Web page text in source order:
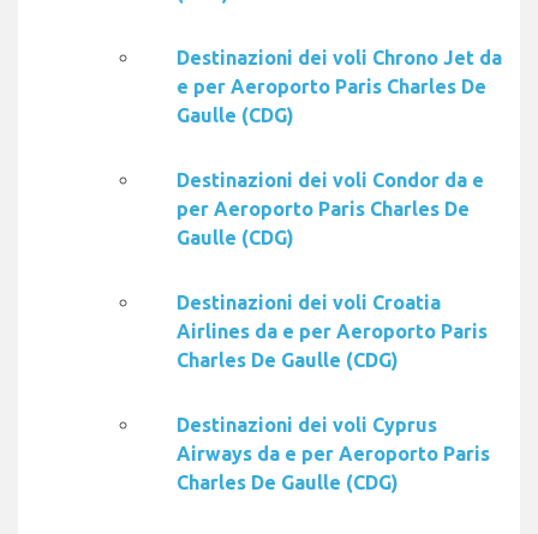
Destinazioni dei voli Chrono Jet da
e per Aeroporto Paris Charles De
Gaulle (CDG)
Destinazioni dei voli Condor da e
per Aeroporto Paris Charles De
Gaulle (CDG)
Destinazioni dei voli Croatia
Airlines da e per Aeroporto Paris
Charles De Gaulle (CDG)
Destinazioni dei voli Cyprus
Airways da e per Aeroporto Paris
Charles De Gaulle (CDG)